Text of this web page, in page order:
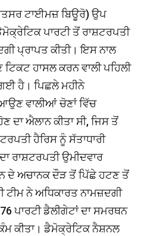
ਟਾਈਮਜ਼ ਬਿਊਰੋ) ਉਪ
ਪਾਰਟੀ ਤੋਂ ਰਾਸ਼ਟਰਪਤੀ
ਪ੍ਰਾਪਤ ਕੀਤੀ। ਇਸ ਨਾਲ
ਹਾਸਲ ਕਰਨ ਵਾਲੀ ਪਹਿਲੀ
ਹੈ। ਪਿਛਲੇ ਮਹੀਨੇ
ਵਾਲੀਆਂ ਚੋਣਾਂ ਵਿੱਚ
ਦਾ ਐਲਾਨ ਕੀਤਾ ਸੀ, ਜਿਸ ਤੋਂ
ਹੈਰਿਸ ਨੂੰ ਸੱਤਾਧਾਰੀ
ਰਾਸ਼ਟਰਪਤੀ ਉਮੀਦਵਾਰ
ਦੇ ਅਚਾਨਕ ਦੌੜ ਤੋਂ ਪਿੱਛੇ ਹਟਣ ਤੋਂ
ਨੇ ਅਧਿਕਾਰਤ ਨਾਮਜ਼ਦਗੀ
ਪਾਰਟੀ ਡੈਲੀਗੇਟਾਂ ਦਾ ਸਮਰਥਨ
ਕੀਤਾ। ਡੈਮੋਕ੍ਰੇਟਿਕ ਨੈਸ਼ਨਲ